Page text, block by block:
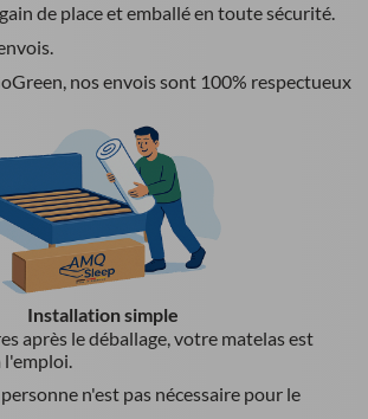
de place et emballé en toute sécurité.
nos envois sont 100% respectueux
Installation simple
après le déballage, votre matelas est
l'emploi.
n'est pas nécessaire pour le